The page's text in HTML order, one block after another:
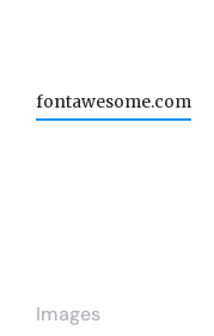
fontawesome.com
Images